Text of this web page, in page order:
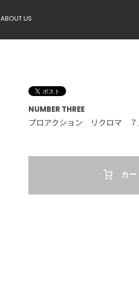
ABOUT US
NUMBER THREE
プロアクション リクロマ ７
カー